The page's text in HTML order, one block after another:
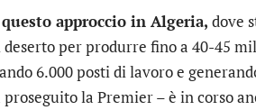
questo approccio in Algeria, dove
per produrre fino a 40-45
6.000 posti di lavoro e
la Premier – è in corso